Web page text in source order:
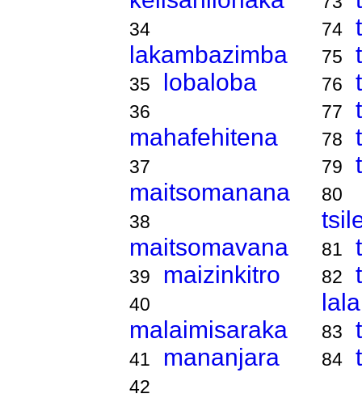
34
lakambazimba
35 lobaloba
36
mahafehitena
37
maitsomanana
38
maitsomavana
39 maizinkitro
40
malaimisaraka
41 mananjara
42
74
75
76
77
78
79
80
81
82
83
84